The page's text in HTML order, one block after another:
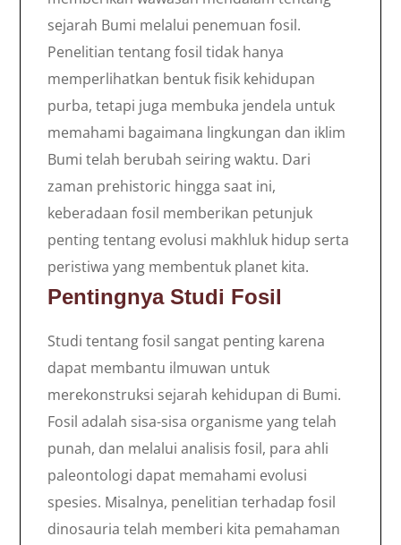
sejarah Bumi melalui penemuan fosil.
Penelitian tentang fosil tidak hanya
memperlihatkan bentuk fisik kehidupan
purba, tetapi juga membuka jendela untuk
memahami bagaimana lingkungan dan iklim
Bumi telah berubah seiring waktu. Dari
zaman prehistoric hingga saat ini,
keberadaan fosil memberikan petunjuk
penting tentang evolusi makhluk hidup serta
peristiwa yang membentuk planet kita.
Pentingnya Studi Fosil
Studi tentang fosil sangat penting karena
dapat membantu ilmuwan untuk
merekonstruksi sejarah kehidupan di Bumi.
Fosil adalah sisa-sisa organisme yang telah
punah, dan melalui analisis fosil, para ahli
paleontologi dapat memahami evolusi
spesies. Misalnya, penelitian terhadap fosil
dinosauria telah memberi kita pemahaman